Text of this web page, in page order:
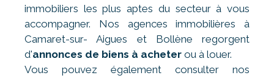
immobiliers les plus aptes du secteur à vous
accompagner. Nos agences immobilières à
Camaret-sur- Aigues et Bollène regorgent
d'annonces de biens à acheter ou à louer.
Vous pouvez également consulter nos